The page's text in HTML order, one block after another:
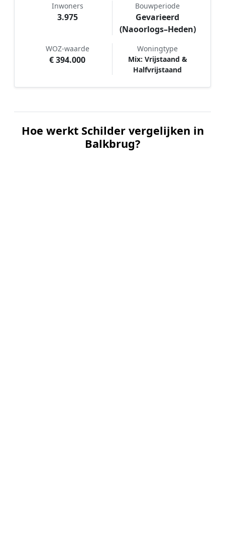
Inwoners
3.975
Bouwperiode
Gevarieerd
(Naoorlogs–Heden)
WOZ-waarde
€ 394.000
Woningtype
Mix: Vrijstaand &
Halfvrijstaand
Hoe werkt Schilder vergelijken in
Balkbrug?